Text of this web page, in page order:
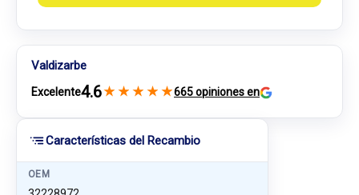
Características del Recambio
OEM
Valdizarbe
Excelente4.6★ ★ ★ ★ ★665 opiniones en